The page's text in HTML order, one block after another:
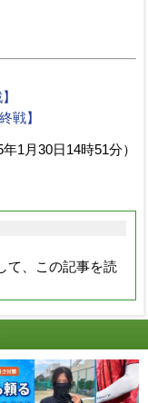
戦】
年1月30日14時51分）
て、この記事を読